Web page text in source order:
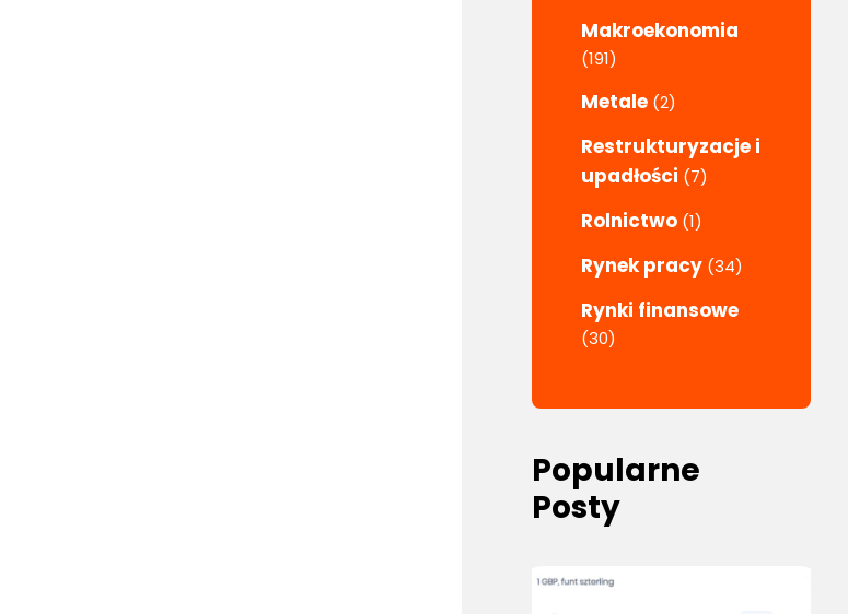
Makroekonomia
(191)
Metale (2)
Restrukturyzacje i
upadłości (7)
Rolnictwo (1)
Rynek pracy (34)
Rynki finansowe
(30)
Popularne
Posty